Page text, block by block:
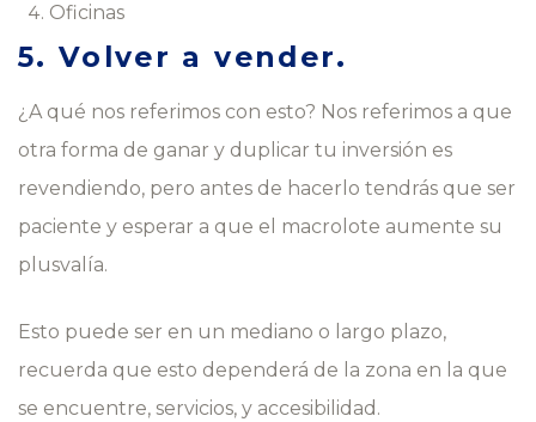
Oficinas
5. Volver a vender.
¿A qué nos referimos con esto? Nos referimos a que
otra forma de ganar y duplicar tu inversión es
revendiendo, pero antes de hacerlo tendrás que ser
paciente y esperar a que el macrolote aumente su
plusvalía.
Esto puede ser en un mediano o largo plazo,
recuerda que esto dependerá de la zona en la que
se encuentre, servicios, y accesibilidad.